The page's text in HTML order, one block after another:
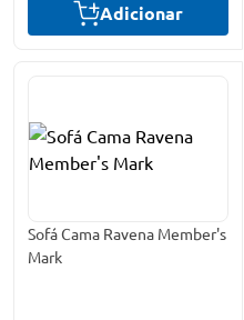
Adicionar
Sofá Cama Ravena Member's
Mark